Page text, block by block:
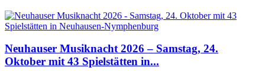
Neuhauser Musiknacht 2026 – Samstag, 24.
Oktober mit 43 Spielstätten in...